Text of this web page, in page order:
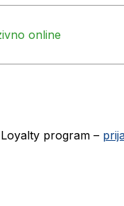
online
program –